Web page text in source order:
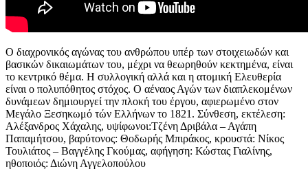
Ο διαχρονικός αγώνας του ανθρώπου υπέρ των στοιχειωδών και
βασικών δικαιωμάτων του, μέχρι να θεωρηθούν κεκτημένα, είναι
το κεντρικό θέμα. Η συλλογική αλλά και η ατομική Ελευθερία
είναι ο πολυπόθητος στόχος. Ο αέναος Αγών των διαπλεκομένων
δυνάμεων δημιουργεί την πλοκή του έργου, αφιερωμένο στον
Μεγάλο Ξεσηκωμό τών Ελλήνων το 1821. Σύνθεση, εκτέλεση:
Αλέξανδρος Χάχαλης, υψίφωνοι:Τζένη Δριβάλα – Αγάπη
Παπαμήτσου, βαρύτονος: Θοδωρής Μπιράκος, κρουστά: Νίκος
Τουλιάτος – Βαγγέλης Γκούμας, αφήγηση: Κώστας Γιαλίνης,
ηθοποιός: Διώνη Αγγελοπούλου